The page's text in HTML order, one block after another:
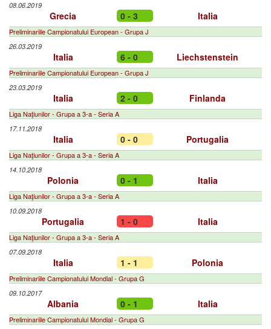
08.06.2019
Grecia 0 - 3 Italia
Preliminariile Campionatului European - Grupa J
26.03.2019
Italia 6 - 0 Liechstenstein
Preliminariile Campionatului European - Grupa J
23.03.2019
Italia 2 - 0 Finlanda
Liga Naţiunilor - Grupa a 3-a - Seria A
17.11.2018
Italia 0 - 0 Portugalia
Liga Naţiunilor - Grupa a 3-a - Seria A
14.10.2018
Polonia 0 - 1 Italia
Liga Naţiunilor - Grupa a 3-a - Seria A
10.09.2018
Portugalia 1 - 0 Italia
Liga Naţiunilor - Grupa a 3-a - Seria A
07.09.2018
Italia 1 - 1 Polonia
Preliminariile Campionatului Mondial - Grupa G
09.10.2017
Albania 0 - 1 Italia
Preliminariile Campionatului Mondial - Grupa G